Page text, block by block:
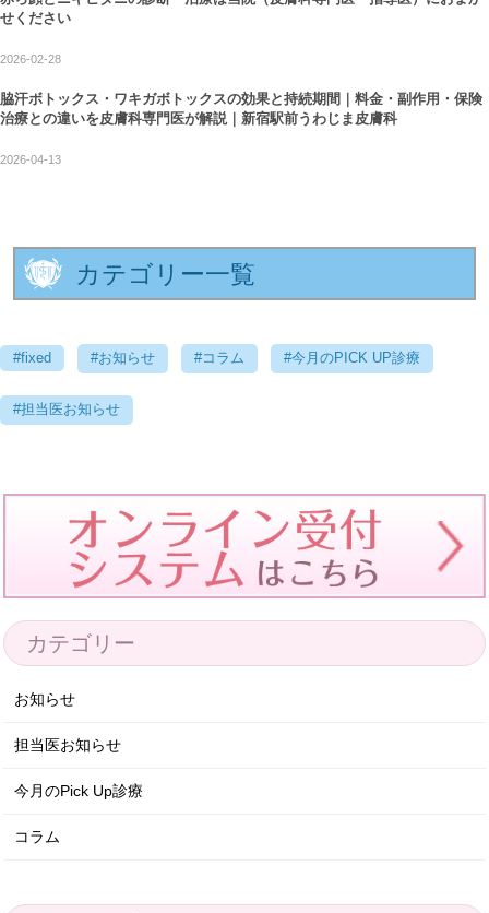
せください
2026-02-28
脇汗ボトックス・ワキガボトックスの効果と持続期間｜料金・副作用・保険
治療との違いを皮膚科専門医が解説｜新宿駅前うわじま皮膚科
2026-04-13
カテゴリー一覧
#fixed #お知らせ #コラム #今月のPICK UP診療
#担当医お知らせ
カテゴリー
お知らせ
担当医お知らせ
今月のPick Up診療
コラム